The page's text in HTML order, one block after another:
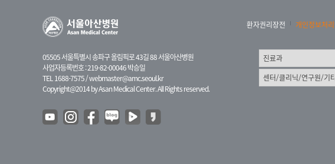
05505 서울특별시 송파구 올림픽로 43길 88 서울아산병원
사업자등록번호 : 219-82-00046 박승일
TEL 1688-7575 /webmaster@amc.seoul.kr
Copyright@2014 by Asan Medical Center. All Rights reserved.
환자권리장전 개인정보처